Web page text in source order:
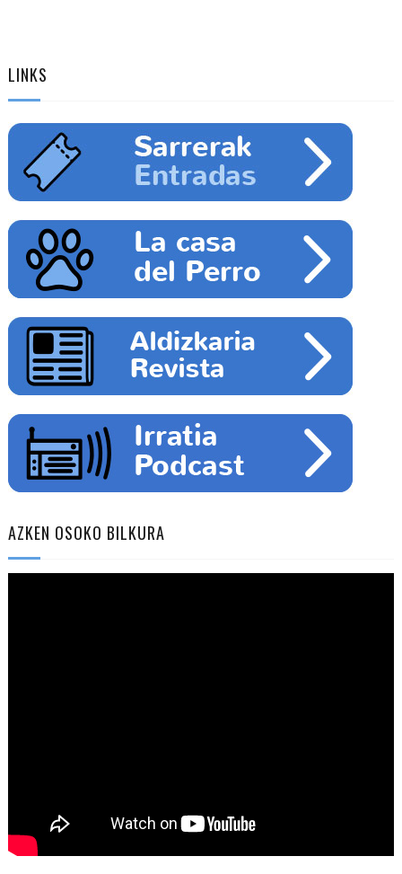
LINKS
AZKEN OSOKO BILKURA